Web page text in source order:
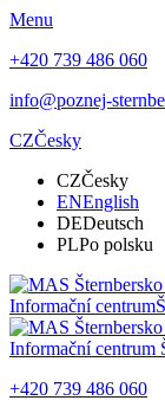
Menu
+420 739 486 060
info@poznej-
CZČesky
CZČesky
ENEnglish
DEDeutsch
PLPo polsku
Informační centrum
Informační centrum
+420 739 486 060